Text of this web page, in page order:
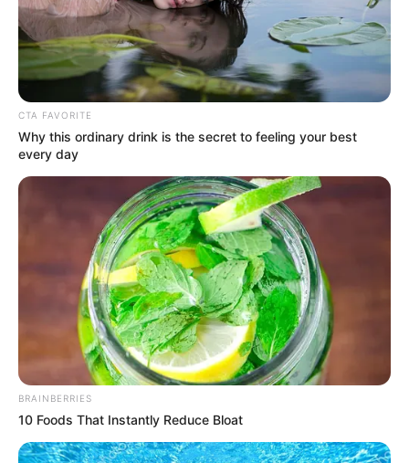
Presidencia de la República - RCN Radio.
Nelson David Cipagauta Velandia
Febrero 5, 2021
COMPARTIR
UNIRSE AL CANAL DE WHATSAPP
Una nueva infraestructura carcelaria
este jueves el presidente de la República, Iván Duque, en
la cárcel de mediana y máxima seguridad Palogordo de
CTA FAVORITE
Why this ordinary drink is the secret to feeling your best
every day
BRAINBERRIES
10 Foods That Instantly Reduce Bloat